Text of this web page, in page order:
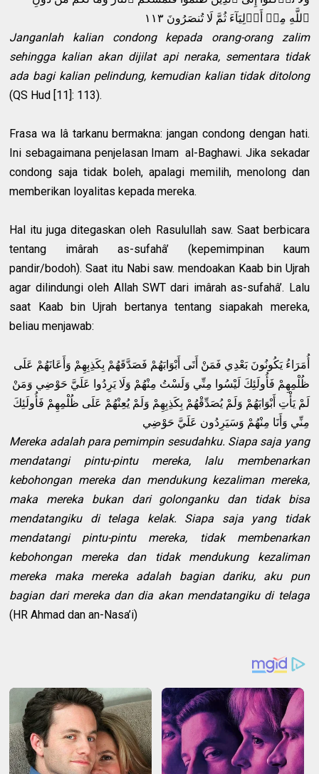
ٱللَّهِ مِنۡ أَوۡلِيَآءَ ثُمَّ لَا تُنصَرُونَ ١١٣
Janganlah kalian condong kepada orang-orang zalim
sehingga kalian akan dijilat api neraka, sementara tidak
ada bagi kalian pelindung, kemudian kalian tidak ditolong
(QS Hud [11]: 113).
Frasa wa lâ tarkanu bermakna: jangan condong dengan hati.
Ini sebagaimana penjelasan Imam al-Baghawi. Jika sekadar
condong saja tidak boleh, apalagi memilih, menolong dan
memberikan loyalitas kepada mereka.
Hal itu juga ditegaskan oleh Rasulullah saw. Saat berbicara
tentang imârah as-sufahâ’ (kepemimpinan kaum
pandir/bodoh). Saat itu Nabi saw. mendoakan Kaab bin Ujrah
agar dilindungi oleh Allah SWT dari imârah as-sufahâ’. Lalu
saat Kaab bin Ujrah bertanya tentang siapakah mereka,
beliau menjawab:
أُمَرَاءُ يَكُونُونَ بَعْدِي فَمَنْ أَتَى أَبْوَابَهُمْ فَصَدَّقَهُمْ بِكَذِبِهِمْ وَأَعَانَهُمْ عَلَى
ظُلْمِهِمْ فَأُولَئِكَ لَيْسُوا مِنِّي وَلَسْتُ مِنْهُمْ وَلَا يَرِدُوا عَلَيَّ حَوْضِي وَمَنْ
لَمْ يَأْتِ أَبْوَابَهُمْ وَلَمْ يُصَدِّقْهُمْ بِكَذِبِهِمْ وَلَمْ يُعِنْهُمْ عَلَى ظُلْمِهِمْ فَأُولَئِكَ
مِنِّي وَأَنَا مِنْهُمْ وَسَيَرِدُون عَلَيَّ حَوْضِي
Mereka adalah para pemimpin sesudahku. Siapa saja yang
mendatangi pintu-pintu mereka, lalu membenarkan
kebohongan mereka dan mendukung kezaliman mereka,
maka mereka bukan dari golonganku dan tidak bisa
mendatangiku di telaga kelak. Siapa saja yang tidak
mendatangi pintu-pintu mereka, tidak membenarkan
kebohongan mereka dan tidak mendukung kezaliman
mereka maka mereka adalah bagian dariku, aku pun
bagian dari mereka dan dia akan mendatangiku di telaga
(HR Ahmad dan an-Nasa’i)